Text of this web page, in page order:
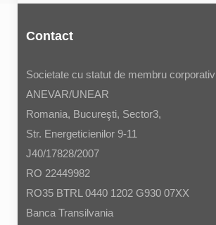
Contact
Societate cu statut de membru corporativ
ANEVAR/UNEAR
Romania, Bucureşti, Sector3,
Str. Energeticienilor 9-11
J40/17828/2007
RO 22449982
RO35 BTRL 0440 1202 G930 07XX
Banca Transilvania